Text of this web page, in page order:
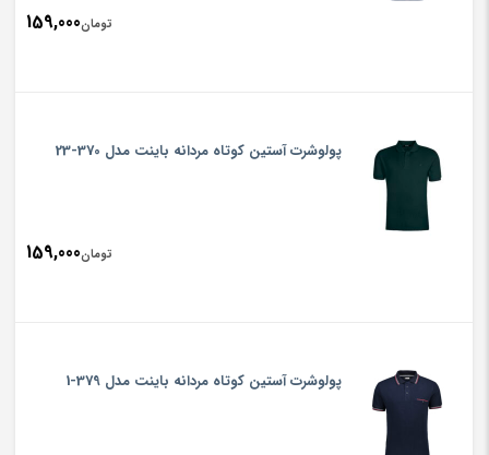
تومان159,000
پولوشرت آستین کوتاه مردانه باینت مدل 370-23
تومان159,000
پولوشرت آستین کوتاه مردانه باینت مدل 379-1